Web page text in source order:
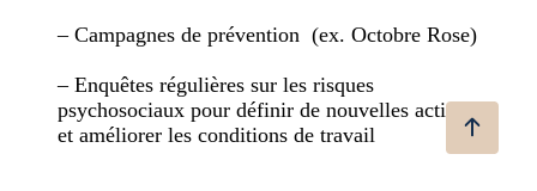
– Campagnes de prévention (ex. Octobre Rose)
– Enquêtes régulières sur les risques
psychosociaux pour définir de nouvelles actions
et améliorer les conditions de travail